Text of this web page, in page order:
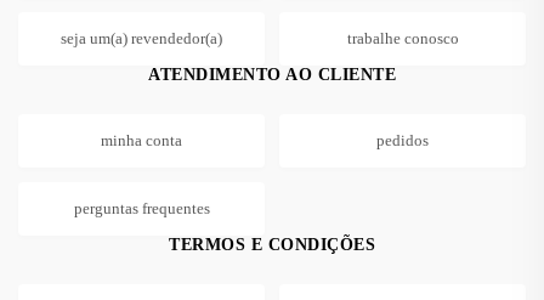
seja um(a) revendedor(a) trabalhe conosco
ATENDIMENTO AO CLIENTE
minha conta pedidos
perguntas frequentes
TERMOS E CONDIÇÕES